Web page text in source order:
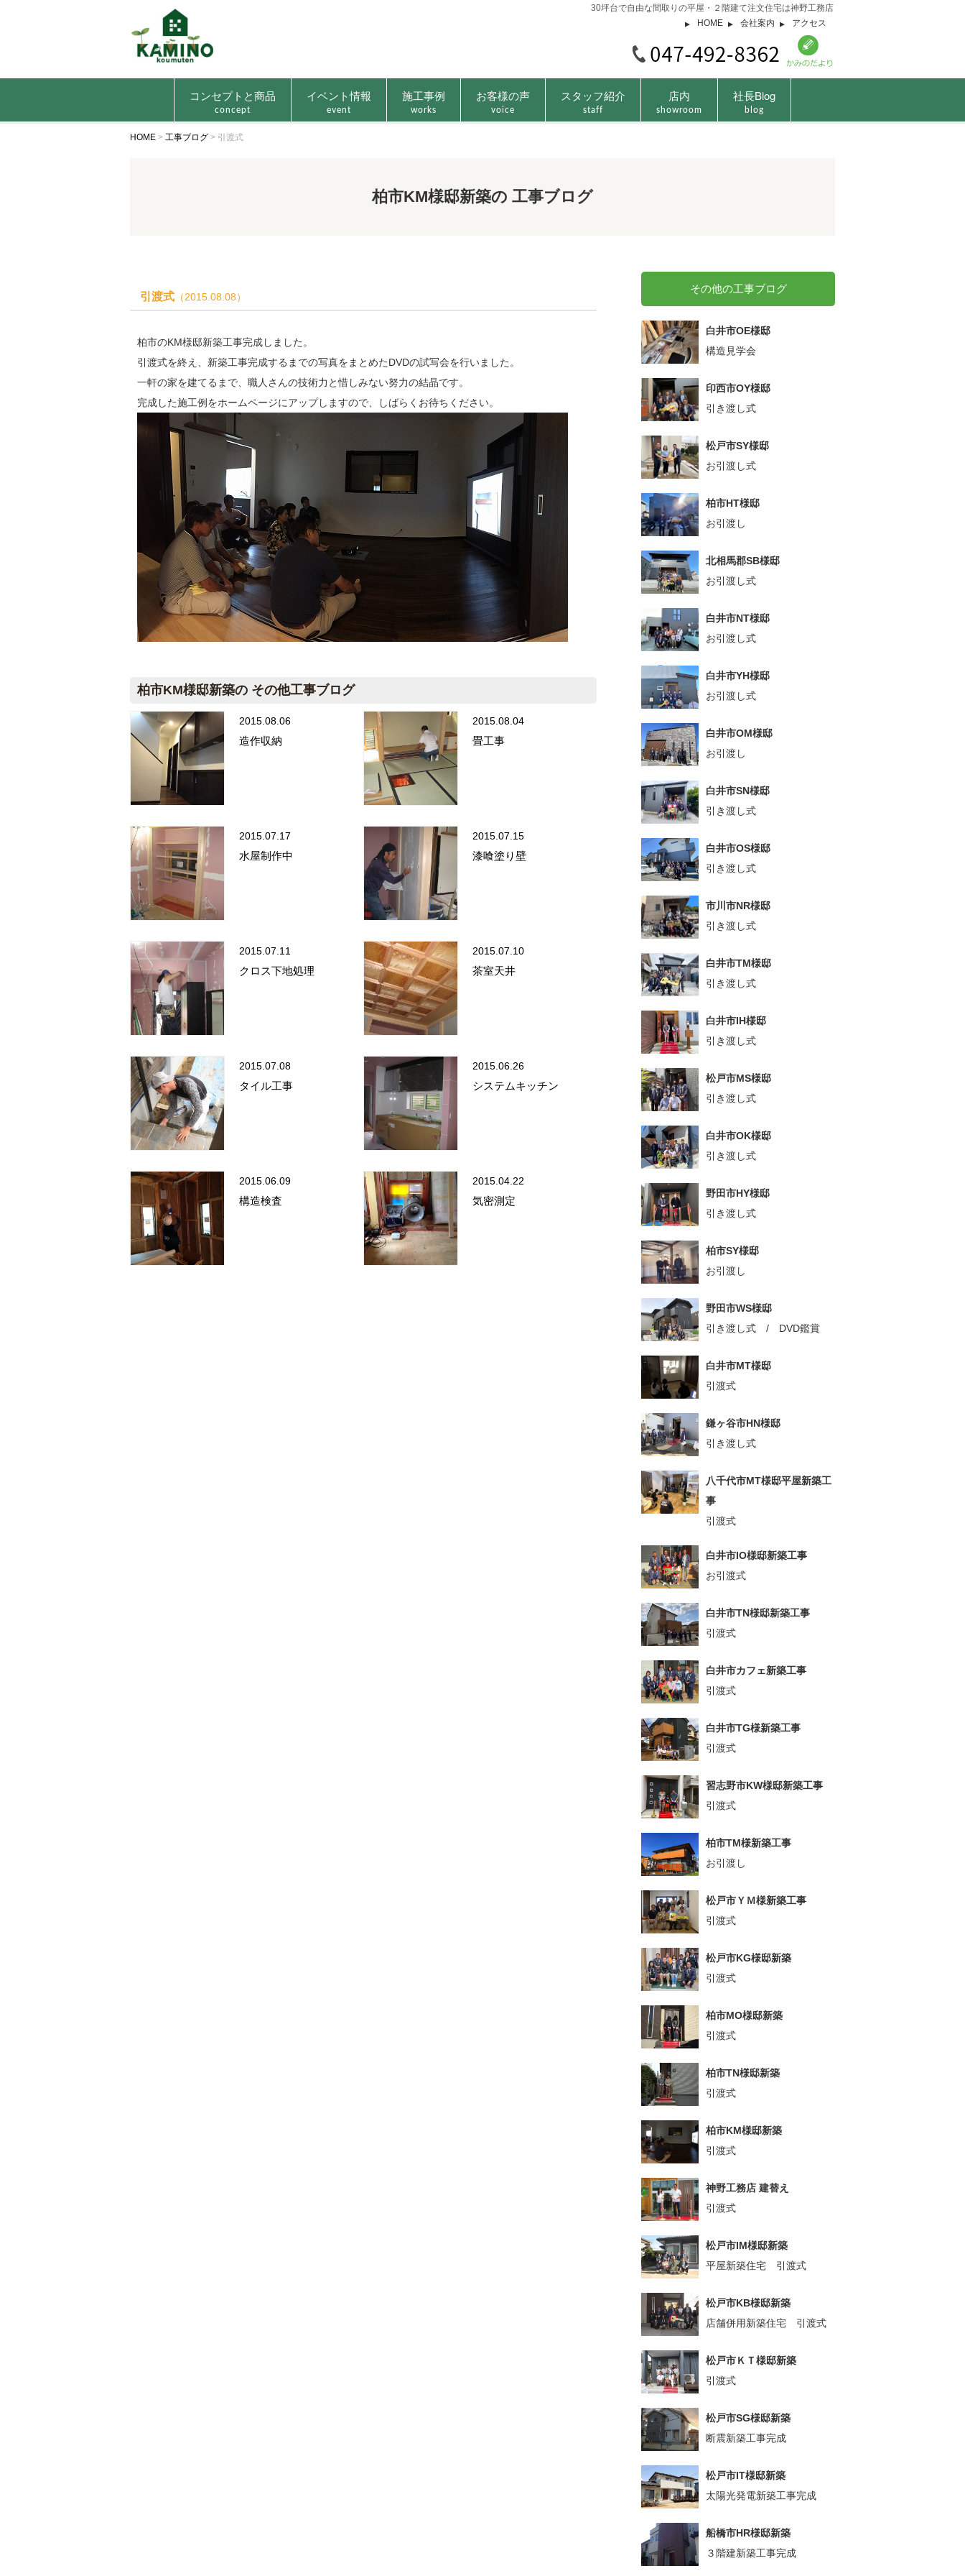
30坪台で自由な間取りの平屋・２階建て注文住宅は神野工務店
HOME
会社案内 アクセス
コンセプトと商品
concept
イベント情報
event
施工事例
works
お客様の声
voice
スタッフ紹介
staff
店内
showroom
社長Blog
blog
HOME > 工事ブログ > 引渡式
柏市KM様邸新築の 工事ブログ
引渡式 （2015.08.08）
柏市のKM様邸新築工事完成しました。
引渡式を終え、新築工事完成するまでの写真をまとめたDVDの試写会を行いました。
一軒の家を建てるまで、職人さんの技術力と惜しみない努力の結晶です。
完成した施工例をホームページにアップしますので、しばらくお待ちください。
柏市KM様邸新築の その他工事ブログ
2015.08.06
造作収納
2015.08.04
畳工事
2015.07.17
水屋制作中
2015.07.15
漆喰塗り壁
2015.07.11
クロス下地処理
2015.07.10
茶室天井
2015.07.08
タイル工事
2015.06.26
システムキッチン
2015.06.09
構造検査
2015.04.22
気密測定
その他の工事ブログ
白井市OE様邸
構造見学会
印西市OY様邸
引き渡し式
松戸市SY様邸
お引渡し式
柏市HT様邸
お引渡し
北相馬郡SB様邸
お引渡し式
白井市NT様邸
お引渡し式
白井市YH様邸
お引渡し式
白井市OM様邸
お引渡し
白井市SN様邸
引き渡し式
白井市OS様邸
引き渡し式
市川市NR様邸
引き渡し式
白井市TM様邸
引き渡し式
白井市IH様邸
引き渡し式
松戸市MS様邸
引き渡し式
白井市OK様邸
引き渡し式
野田市HY様邸
引き渡し式
柏市SY様邸
お引渡し
野田市WS様邸
引き渡し式 / DVD鑑賞
白井市MT様邸
引渡式
鎌ヶ谷市HN様邸
引き渡し式
八千代市MT様邸平屋新築工
事
引渡式
白井市IO様邸新築工事
お引渡式
白井市TN様邸新築工事
引渡式
白井市カフェ新築工事
引渡式
白井市TG様新築工事
引渡式
習志野市KW様邸新築工事
引渡式
柏市TM様新築工事
お引渡し
松戸市ＹＭ様新築工事
引渡式
松戸市KG様邸新築
引渡式
柏市MO様邸新築
引渡式
柏市TN様邸新築
引渡式
柏市KM様邸新築
引渡式
神野工務店 建替え
引渡式
松戸市IM様邸新築
平屋新築住宅 引渡式
松戸市KB様邸新築
店舗併用新築住宅 引渡式
松戸市ＫＴ様邸新築
引渡式
松戸市SG様邸新築
断震新築工事完成
松戸市IT様邸新築
太陽光発電新築工事完成
船橋市HR様邸新築
３階建新築工事完成